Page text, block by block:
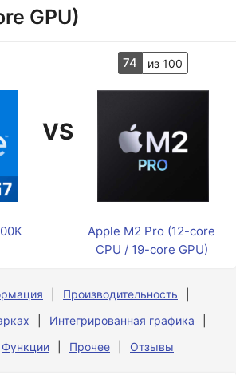
GPU)
VS
74 из 100
Apple M2 Pro (12-core
CPU / 19-core GPU)
Производительность
Интегрированная графика
Функции Прочее Отзывы